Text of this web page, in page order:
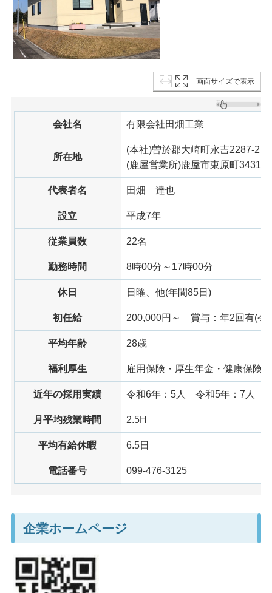
画面サイズで表示
会社名 有限会社田畑工業
所在地
(本社)曽於郡大崎町永吉2287-2
(鹿屋営業所)鹿屋市東原町3431-
代表者名 田畑 達也
設立 平成7年
従業員数 22名
勤務時間 8時00分～17時00分
休日 日曜、他(年間85日)
初任給 200,000円～ 賞与：年2回有(令
平均年齢 28歳
福利厚生 雇用保険・厚生年金・健康保険
近年の採用実績 令和6年：5人 令和5年：7人
月平均残業時間 2.5H
平均有給休暇 6.5日
電話番号 099-476-3125
企業ホームページ